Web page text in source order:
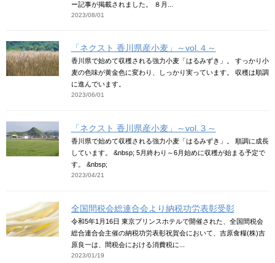
ー記事が掲載されました。 ８月...
2023/08/01
「ネクスト 香川県産小麦」～vol.４～
香川県で始めて収穫される強力小麦「はるみずき」。 すっかり小
麦の色味が黄金色に変わり、しっかり実っています。 収穫は順調
に進んでいます。
2023/06/01
「ネクスト 香川県産小麦」～vol.３～
香川県で始めて収穫される強力小麦「はるみずき」。 順調に成長
しています。 &nbsp; 5月終わり～6月始めに収穫が始まる予定で
す。 &nbsp;
2023/04/21
全国間税会総連合会より納税功労表彰受彰
令和5年1月16日 東京プリンスホテルで開催された、全国間税会
総合連合会主催の納税功労表彰祝賀会において、吉原食糧(株)吉
原良一は、間税会における消費税に...
2023/01/19